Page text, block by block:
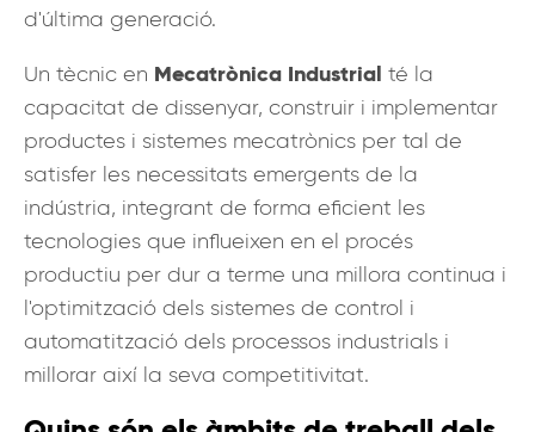
d'última generació.
Un tècnic en Mecatrònica Industrial té la
capacitat de dissenyar, construir i implementar
productes i sistemes mecatrònics per tal de
satisfer les necessitats emergents de la
indústria, integrant de forma eficient les
tecnologies que influeixen en el procés
productiu per dur a terme una millora continua i
l'optimització dels sistemes de control i
automatització dels processos industrials i
millorar així la seva competitivitat.